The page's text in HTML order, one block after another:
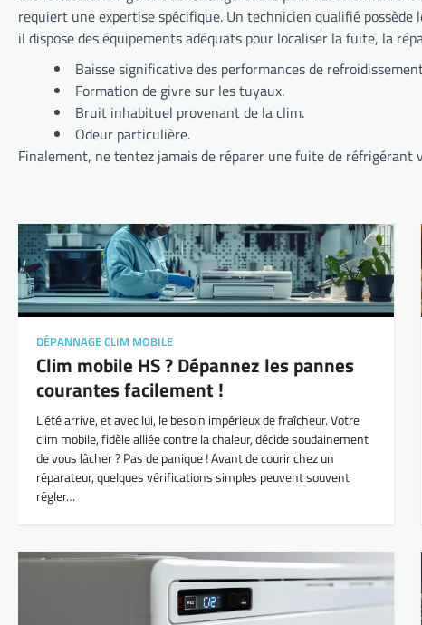
requiert une expertise spécifique. Un technicien qualifié possède les certifications nécessaires pour intervenir en toute sécurité et dans le respect des normes environnementales. Par ailleurs,
il dispose des équipements adéquats pour localiser la fuite, la
Baisse significative des performances de
Formation de givre sur les tuyaux.
Bruit inhabituel provenant de la clim.
Odeur particulière.
DÉPANNAGE CLIM MOBILE
Clim mobile HS ? Dépannez les pannes
courantes facilement !
L’été arrive, et avec lui, le besoin impérieux de fraîcheur. Votre
clim mobile, fidèle alliée contre la chaleur, décide soudainement
de vous lâcher ? Pas de panique ! Avant de courir chez un
réparateur, quelques vérifications simples peuvent souvent
régler…